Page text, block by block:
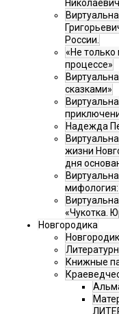
России.
«Не
процессе»
сказками»
Надежда
жизни
дня
«Чукотка.
Новгородика
Книжные